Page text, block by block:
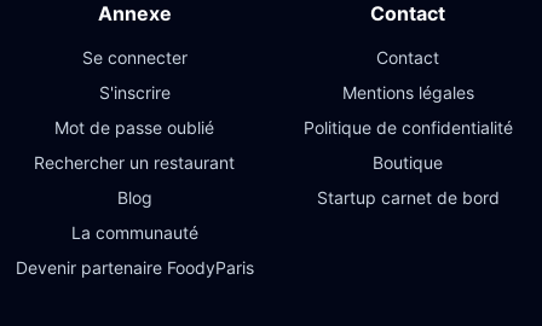
Annexe
Se connecter
S'inscrire
Mot de passe oublié
Rechercher un restaurant
Blog
La communauté
Devenir partenaire FoodyParis
Contact
Contact
Mentions légales
Politique de confidentialité
Boutique
Startup carnet de bord